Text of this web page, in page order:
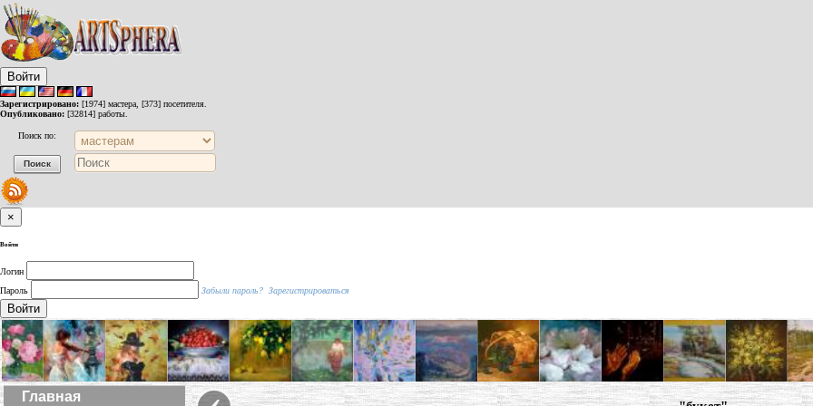
Войти
Зарегистрировано: [1974] мастера, [373] посетителя.
Опубликовано: [32814] работы.
Поиск по:
×
Войти
Логин
Пароль
Забыли пароль? Зарегистрироваться
Войти
Главная